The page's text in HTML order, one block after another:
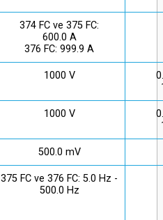
374 FC ve 375 FC:
600.0 A
376 FC: 999.9 A
1000 V
1000 V
500.0 mV
375 FC ve 376 FC: 5.0 Hz -
500.0 Hz